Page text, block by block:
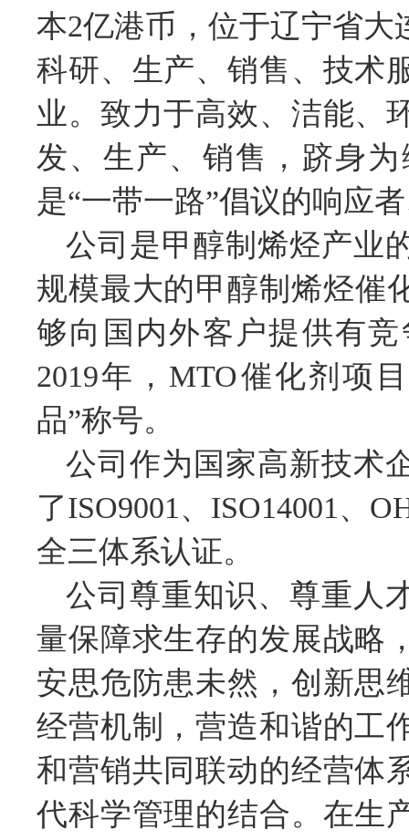
本2亿港币，位于辽宁省
科研、生产、销售、技术
业。致力于高效、洁能、
发、生产、销售，跻身
是“一带一路”倡议的响应
公司是甲醇制烯烃产业
规模最大的甲醇制烯烃催
够向国内外客户提供有
2019年，MTO催化剂项
品”称号。
公司作为国家高新技术
了ISO9001、ISO14001、
全三体系认证。
公司尊重知识、尊重人
量保障求生存的发展战略
安思危防患未然，创新思
经营机制，营造和谐的工
和营销共同联动的经营体
代科学管理的结合。在生